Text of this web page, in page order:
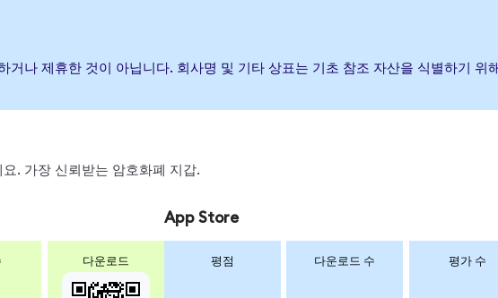
나 제휴한 것이 아닙니다. 회사명 및 기타 상표는 기초 참조 자산을 식별하기 위
. 가장 신뢰받는 암호화폐 지갑.
다운로드
App Store
평점 다운로드 수 평가 수